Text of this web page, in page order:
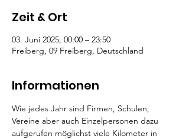
Zeit & Ort
03. Juni 2025, 00:00 – 23:50
Freiberg, 09 Freiberg, Deutschland
Informationen
Wie jedes Jahr sind Firmen, Schulen,
Vereine aber auch Einzelpersonen dazu
aufgerufen möglichst viele Kilometer in